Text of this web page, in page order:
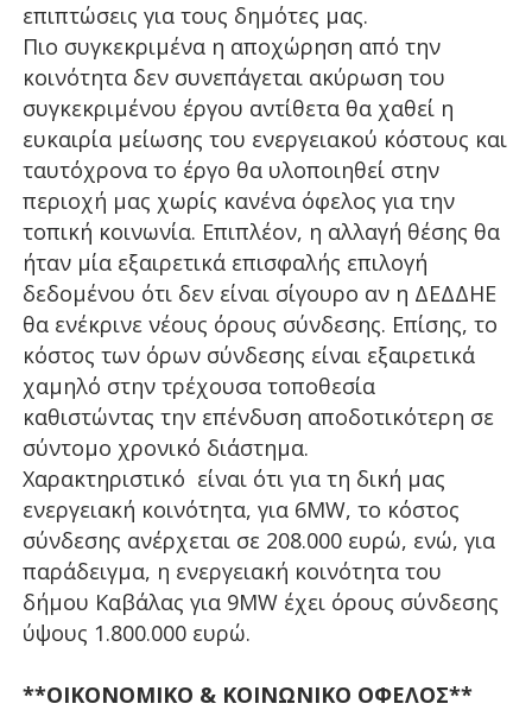
επιπτώσεις για τους δημότες μας.
Πιο συγκεκριμένα η αποχώρηση από την
κοινότητα δεν συνεπάγεται ακύρωση του
συγκεκριμένου έργου αντίθετα θα χαθεί η
ευκαιρία μείωσης του ενεργειακού κόστους και
ταυτόχρονα το έργο θα υλοποιηθεί στην
περιοχή μας χωρίς κανένα όφελος για την
τοπική κοινωνία. Επιπλέον, η αλλαγή θέσης θα
ήταν μία εξαιρετικά επισφαλής επιλογή
δεδομένου ότι δεν είναι σίγουρο αν η ΔΕΔΔΗΕ
θα ενέκρινε νέους όρους σύνδεσης. Επίσης, το
κόστος των όρων σύνδεσης είναι εξαιρετικά
χαμηλό στην τρέχουσα τοποθεσία
καθιστώντας την επένδυση αποδοτικότερη σε
σύντομο χρονικό διάστημα.
Χαρακτηριστικό είναι ότι για τη δική μας
ενεργειακή κοινότητα, για 6MW, το κόστος
σύνδεσης ανέρχεται σε 208.000 ευρώ, ενώ, για
παράδειγμα, η ενεργειακή κοινότητα του
δήμου Καβάλας για 9MW έχει όρους σύνδεσης
ύψους 1.800.000 ευρώ.
**ΟΙΚΟΝΟΜΙΚΟ & ΚΟΙΝΩΝΙΚΟ ΟΦΕΛΟΣ**